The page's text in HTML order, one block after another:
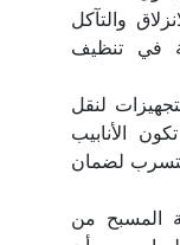
والتآكل
في تنظيف
لنقل
الأنابيب
لضمان
المسبح من